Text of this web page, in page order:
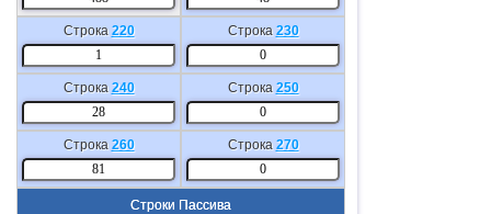
Строка 220 Строка 230
Строка 240 Строка 250
Строка 260 Строка 270
Строки Пассива